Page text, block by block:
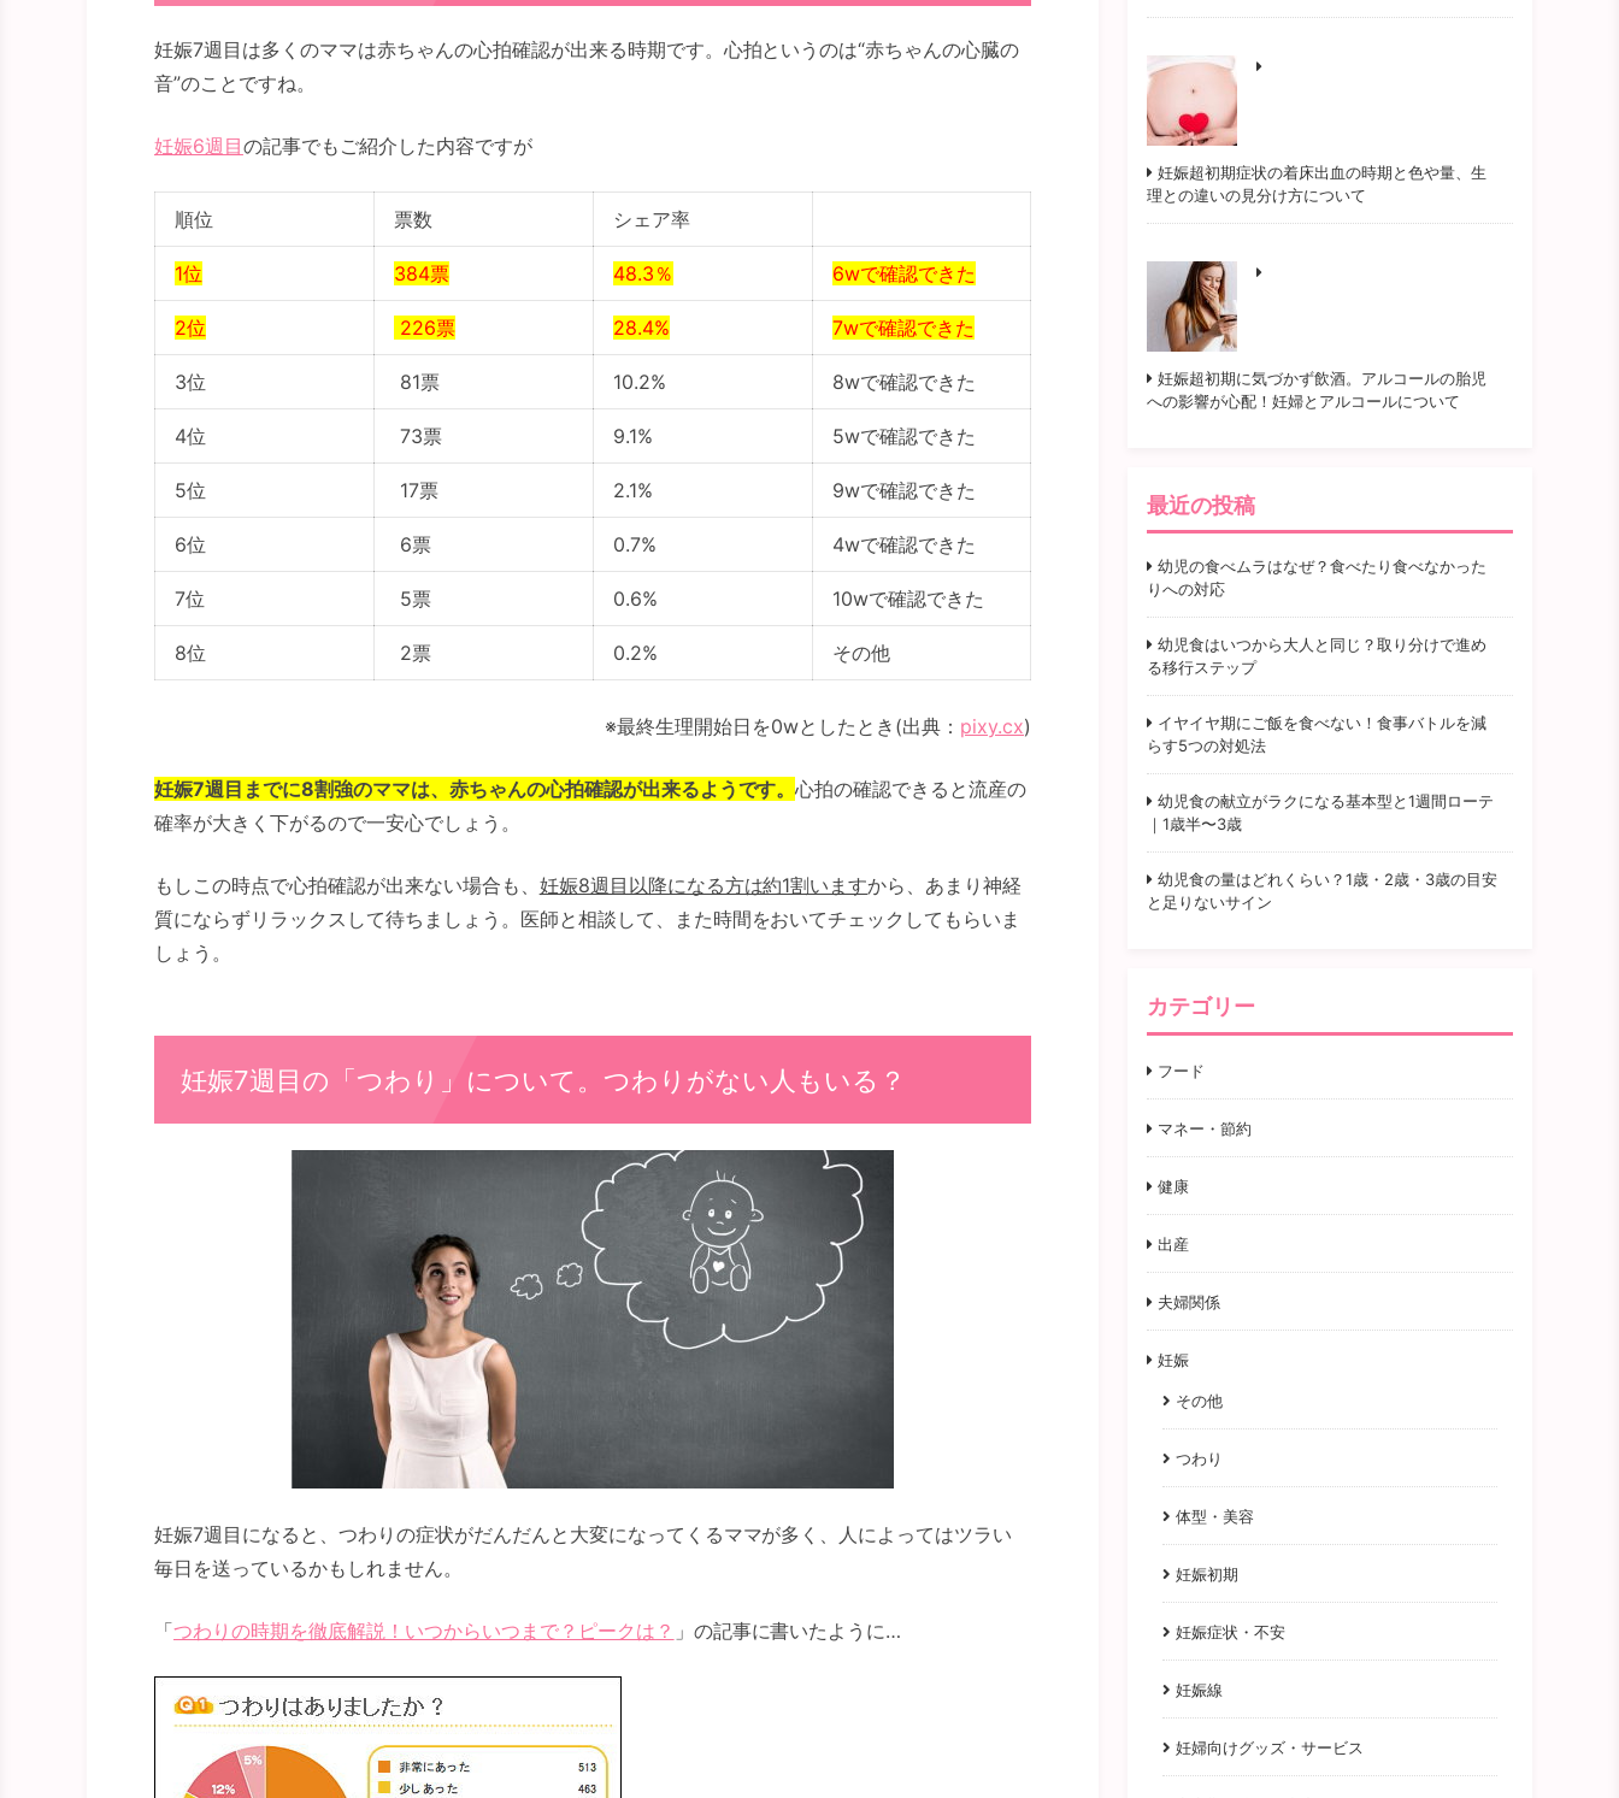
妊娠7週目は多くのママは赤ちゃんの心拍確認が出来る時期です。心拍というのは“赤ちゃんの心臓の
音”のことですね。
妊娠6週目の記事でもご紹介した内容ですが
順位 票数 シェア率
1位 384票 48.3％ 6wで確認できた
2位 226票 28.4% 7wで確認できた
3位 81票 10.2% 8wで確認できた
4位 73票 9.1% 5wで確認できた
5位 17票 2.1% 9wで確認できた
6位 6票 0.7% 4wで確認できた
7位 5票 0.6% 10wで確認できた
8位 2票 0.2% その他
※最終生理開始日を0wとしたとき(出典： pixy.cx)
妊娠7週目までに8割強のママは、赤ちゃんの心拍確認が出来るようです。心拍の確認できると流産の
確率が大きく下がるので一安心でしょう。
もしこの時点で心拍確認が出来ない場合も、 妊娠8週目以降になる方は約1割いますから、あまり神経
質にならずリラックスして待ちましょう。医師と相談して、また時間をおいてチェックしてもらいま
しょう。
妊娠7週目の「つわり」について。つわりがない人もいる？
妊娠7週目になると、つわりの症状がだんだんと大変になってくるママが多く、人によってはツラい
毎日を送っているかもしれません。
「つわりの時期を徹底解説！いつからいつまで？ピークは？ 」の記事に書いたように…
妊娠超初期症状の着床出血の時期と色や量、生
理との違いの見分け方について
妊娠超初期に気づかず飲酒。アルコールの胎児
への影響が心配！妊婦とアルコールについて
最近の投稿
幼児の食べムラはなぜ？食べたり食べなかった
りへの対応
幼児食はいつから大人と同じ？取り分けで進め
る移行ステップ
イヤイヤ期にご飯を食べない！食事バトルを減
らす5つの対処法
幼児食の献立がラクになる基本型と1週間ローテ
｜1歳半〜3歳
幼児食の量はどれくらい？1歳・2歳・3歳の目安
と足りないサイン
カテゴリー
フード
マネー・節約
健康
出産
夫婦関係
妊娠
その他
つわり
体型・美容
妊娠初期
妊娠症状・不安
妊娠線
妊婦向けグッズ・サービス